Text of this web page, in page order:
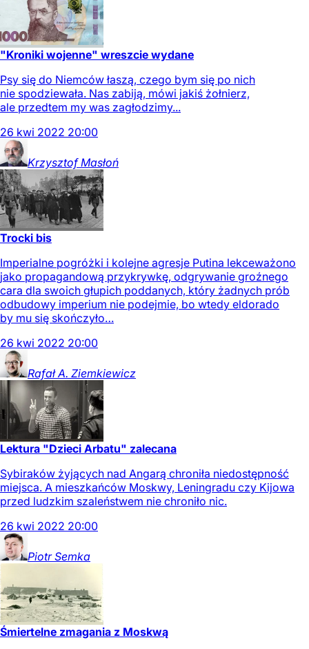
"Kroniki wojenne" wreszcie wydane
Psy się do Niemców łaszą, czego bym się po nich
nie spodziewała. Nas zabiją, mówi jakiś żołnierz,
ale przedtem my was zagłodzimy...
26 kwi 2022 20:00
Krzysztof Masłoń
Trocki bis
Imperialne pogróżki i kolejne agresje Putina lekceważono
jako propagandową przykrywkę, odgrywanie groźnego
cara dla swoich głupich poddanych, który żadnych prób
odbudowy imperium nie podejmie, bo wtedy eldorado
by mu się skończyło…
26 kwi 2022 20:00
Rafał A. Ziemkiewicz
Lektura "Dzieci Arbatu" zalecana
Sybiraków żyjących nad Angarą chroniła niedostępność
miejsca. A mieszkańców Moskwy, Leningradu czy Kijowa
przed ludzkim szaleństwem nie chroniło nic.
26 kwi 2022 20:00
Piotr Semka
Śmiertelne zmagania z Moskwą